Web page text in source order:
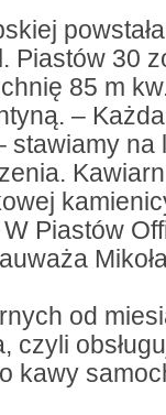
Piastów 30
85 m
–
stawiamy na
Piastów
od
czyli
kawy